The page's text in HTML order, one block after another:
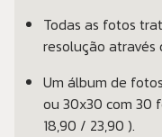
Todas as fotos
resolução através
Um álbum de
ou 30x30 com 30
18,90 / 23,90 ).